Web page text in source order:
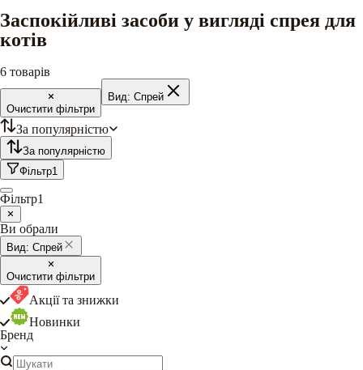
Заспокійливі засоби у вигляді спрея для
котів
6 товарів
Очистити фільтри
Вид: Спрей
За популярністю
За популярністю
Фільтр1
Фільтр1
Ви обрали
Вид: Спрей
Очистити фільтри
Акції та знижки
Новинки
Бренд